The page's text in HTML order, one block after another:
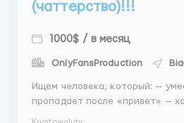
(чаттерство)!!!
1000$ / в месяц
OnlyFansProduction
Ищем человека, который: —
пропадает после «привет» —